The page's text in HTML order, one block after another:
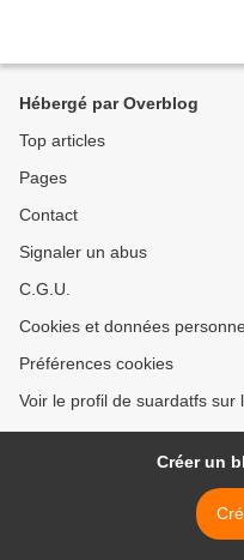
Hébergé par Overblog
Top articles
Pages
Contact
Signaler un abus
C.G.U.
Cookies et données
Préférences cookies
Voir le profil de suardatfs sur
Créer un